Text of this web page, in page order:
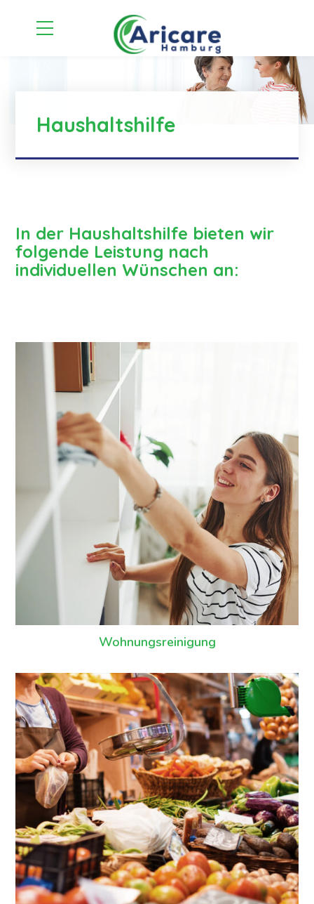
Haushaltshilfe
In der Haushaltshilfe bieten wir
folgende Leistung nach
individuellen Wünschen an:
Wohnungsreinigung